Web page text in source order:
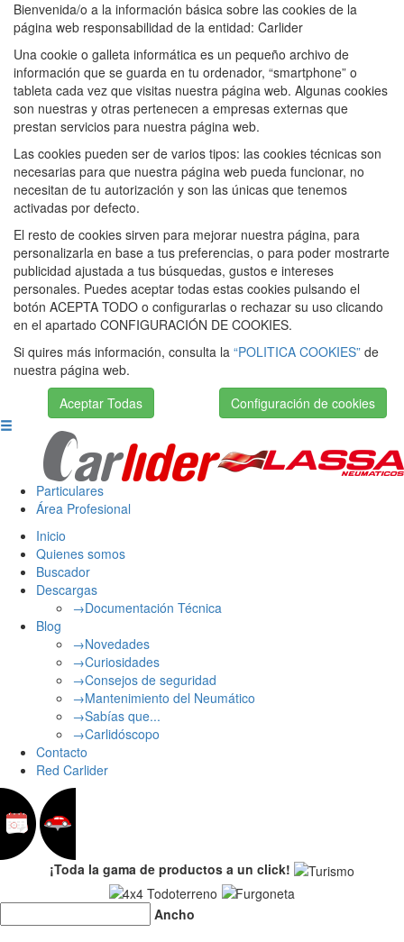
Bienvenida/o a la información básica sobre las cookies de la
página web responsabilidad de la entidad: Carlider
Una cookie o galleta informática es un pequeño archivo de
información que se guarda en tu ordenador, “smartphone” o
tableta cada vez que visitas nuestra página web. Algunas cookies
son nuestras y otras pertenecen a empresas externas que
prestan servicios para nuestra página web.
Las cookies pueden ser de varios tipos: las cookies técnicas son
necesarias para que nuestra página web pueda funcionar, no
necesitan de tu autorización y son las únicas que tenemos
activadas por defecto.
El resto de cookies sirven para mejorar nuestra página, para
personalizarla en base a tus preferencias, o para poder mostrarte
publicidad ajustada a tus búsquedas, gustos e intereses
personales. Puedes aceptar todas estas cookies pulsando el
botón ACEPTA TODO o configurarlas o rechazar su uso clicando
en el apartado CONFIGURACIÓN DE COOKIES.
Si quires más información, consulta la “POLITICA COOKIES” de
nuestra página web.
Aceptar Todas
Configuración de cookies
Particulares
Área Profesional
Inicio
Quienes somos
Buscador
Descargas
→Documentación Técnica
Blog
→Novedades
→Curiosidades
→Consejos de seguridad
→Mantenimiento del Neumático
→Sabías que...
→Carlidóscopo
Contacto
Red Carlider
¡Toda la gama de productos a un click!
Ancho